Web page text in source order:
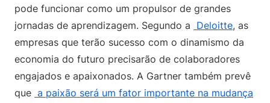
pode funcionar como um propulsor de grandes
jornadas de aprendizagem. Segundo a Deloitte, as
empresas que terão sucesso com o dinamismo da
economia do futuro precisarão de colaboradores
engajados e apaixonados. A Gartner também prevê
que a paixão será um fator importante na mudança